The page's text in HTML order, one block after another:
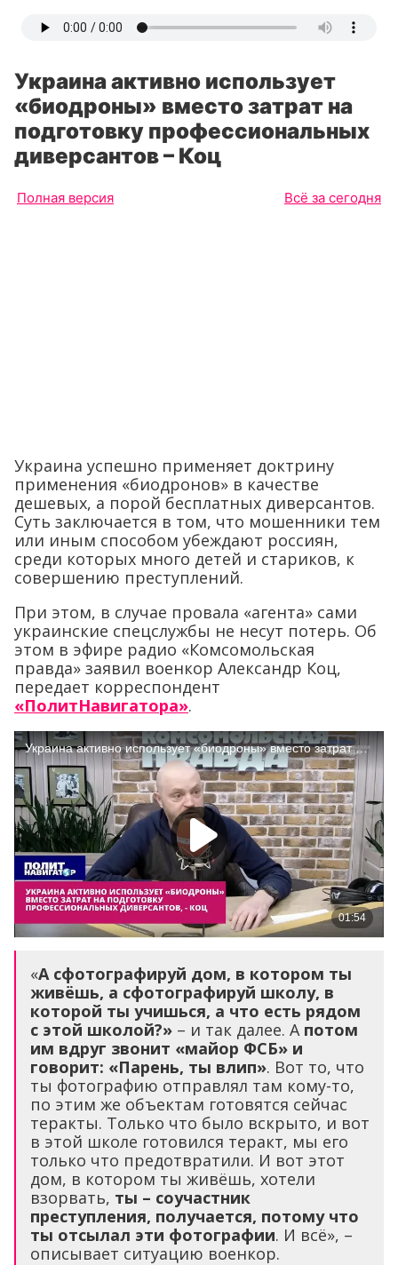
Украина активно использует
«биодроны» вместо затрат на
подготовку профессиональных
диверсантов – Коц
Полная версия Всё за сегодня
Украина успешно применяет доктрину
применения «биодронов» в качестве
дешевых, а порой бесплатных диверсантов.
Суть заключается в том, что мошенники тем
или иным способом убеждают россиян,
среди которых много детей и стариков, к
совершению преступлений.
При этом, в случае провала «агента» сами
украинские спецслужбы не несут потерь. Об
этом в эфире радио «Комсомольская
правда» заявил военкор Александр Коц,
передает корреспондент
«ПолитНавигатора».
«А сфотографируй дом, в котором ты
живёшь, а сфотографируй школу, в
которой ты учишься, а что есть рядом
с этой школой?» – и так далее. А потом
им вдруг звонит «майор ФСБ» и
говорит: «Парень, ты влип». Вот то, что
ты фотографию отправлял там кому-то,
по этим же объектам готовятся сейчас
теракты. Только что было вскрыто, и вот
в этой школе готовился теракт, мы его
только что предотвратили. И вот этот
дом, в котором ты живёшь, хотели
взорвать, ты – соучастник
преступления, получается, потому что
ты отсылал эти фотографии. И всё», –
описывает ситуацию военкор.